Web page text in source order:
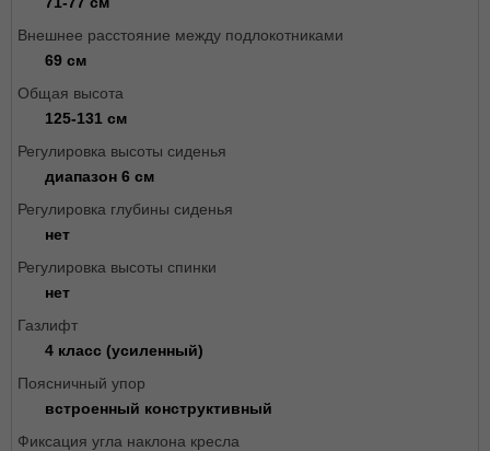
Внешнее расстояние между подлокотниками
69 см
Общая высота
125-131 см
Регулировка высоты сиденья
диапазон 6 см
Регулировка глубины сиденья
нет
Регулировка высоты спинки
нет
Газлифт
4 класс (усиленный)
Поясничный упор
встроенный конструктивный
Фиксация угла наклона кресла